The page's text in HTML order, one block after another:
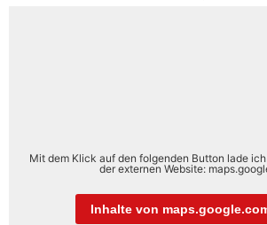
Mit dem Klick auf den folgenden Button lade
der externen Website:
Inhalte von